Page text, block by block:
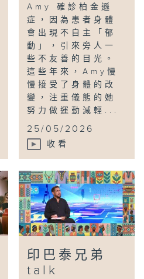
Amy 確診柏金遜
症，因為患者身體
會出現不自主「郁
動」，引來旁人一
些不友善的目光。
這些年來，Amy慢
慢接受了身體的改
變，注重儀態的她
努力做運動減輕...
25/05/2026
收看
印巴泰兄弟
talk